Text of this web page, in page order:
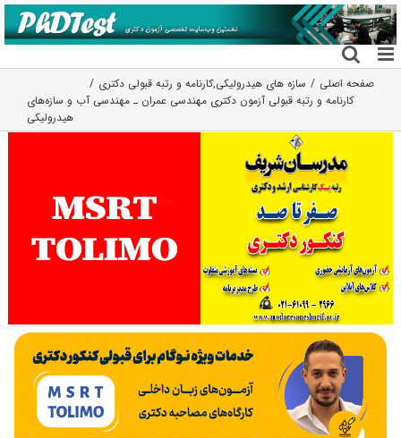
رفتن
به
محتوا
صفحه اصلی سازه های هیدرولیکی,کارنامه و رتبه قبولی دکتری
کارنامه و رتبه قبولی آزمون دکتری ﻣﻬﻨﺪسی ﻋﻤﺮان ـ مهندسی آب و ﺳﺎزهﻫﺎی
هیدرولیکی